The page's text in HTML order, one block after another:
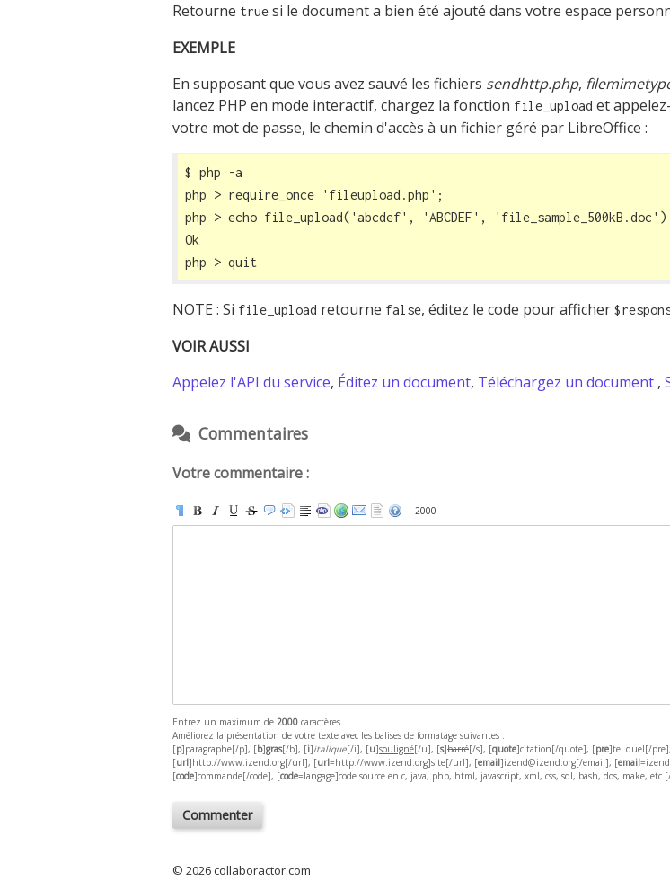
Retourne true si le document a bien été ajouté dans votre espace
EXEMPLE
En supposant que vous avez sauvé les fichiers sendhttp.php,
lancez PHP en mode interactif, chargez la fonction file_upload et
votre mot de passe, le chemin d'accès à un fichier géré par LibreOffice :
$ php -a
php > require_once 'fileupload.php';
php > echo file_upload('abcdef', 'ABCDEF',
Ok
php > quit
NOTE : Si file_upload retourne false, éditez le code pour afficher
VOIR AUSSI
Appelez l'API du service, Éditez un document, Téléchargez un document ,
Commentaires
Votre commentaire :
2000
Entrez un maximum de 2000 caractères.
Améliorez la présentation de votre texte avec les balises de formatage suivantes :
[p]paragraphe[/p], [b]gras[/b], [i]italique[/i], [u]souligné[/u], [s]barré[/s], [quote]citation[/quote], [pre]tel quel[/
[url]http://www.izend.org[/url], [url=http://www.izend.org]site[/url], [email]izend@izend.org[/email], [email
[code]commande[/code], [code=langage]code source en c, java, php, html, javascript, xml, css, sql, bash, dos, make, etc.[/
© 2026 collaboractor.com